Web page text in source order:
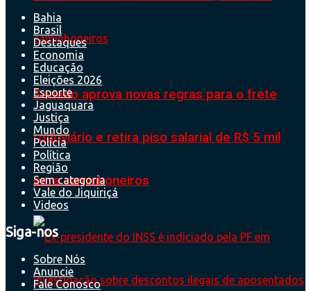
Senado aprova novas regras para o frete
rodoviário e retira piso salarial de R$ 5 mil
para caminhoneiros
Bahia
Brasil
Destaques
Economia
Educação
Eleições 2026
Esporte
Jaguaquara
Justiça
Mundo
Polícia
Política
Região
Sem categoria
Vale do Jiquiriçá
Videos
Siga-nos
Sobre Nós
Anuncie
Fale Conosco